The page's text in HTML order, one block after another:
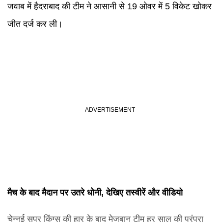
जवाब में हैदराबाद की टीम ने आसानी से 19 ओवर में 5 विकेट खोकर
जीत दर्ज कर ली।
मैच के बाद मैदान पर उतरे धोनी, देखिए तस्वीरें और वीडियो
चेन्नई सुपर किंग्स की हार के बाद मेजबान टीम हर साल की परंपरा